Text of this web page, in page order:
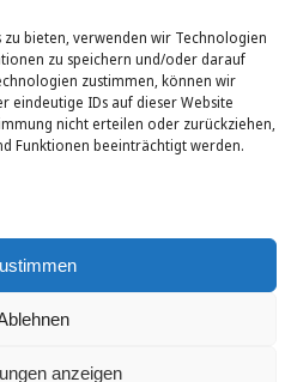
bieten, verwenden wir Technologien
zu speichern und/oder darauf
zustimmen, können wir
eindeutige IDs auf dieser Website
nicht erteilen oder zurückziehen,
Funktionen beeinträchtigt werden.
anzeigen
Follow